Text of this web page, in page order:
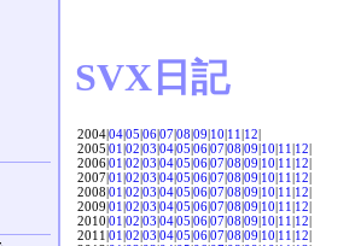
SVX日記
2004|04|05|06|07|08|09|10|11|12|
2005|01|02|03|04|05|06|07|08|09|10|11|12|
2006|01|02|03|04|05|06|07|08|09|10|11|12|
2007|01|02|03|04|05|06|07|08|09|10|11|12|
2008|01|02|03|04|05|06|07|08|09|10|11|12|
2009|01|02|03|04|05|06|07|08|09|10|11|12|
2010|01|02|03|04|05|06|07|08|09|10|11|12|
2011|01|02|03|04|05|06|07|08|09|10|11|12|